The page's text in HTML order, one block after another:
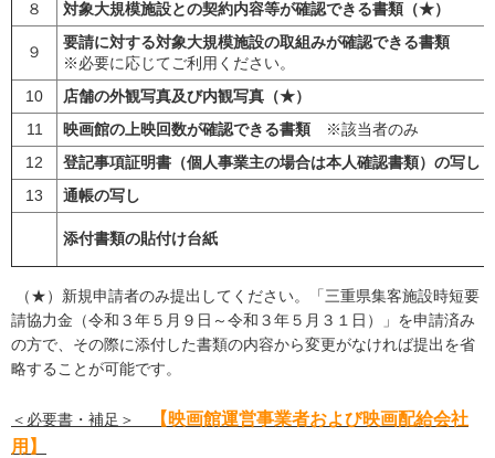
８ 対象大規模施設との契約内容等が確認できる書類（★）
９
要請に対する対象大規模施設の取組みが確認できる書類
※必要に応じてご利用ください。
10
店舗の外観写真及び内観写真（★）
11
映画館の上映回数が確認できる書類 ※該当者のみ
12
登記事項証明書（個人事業主の場合は本人確認書類）の写し
13
通帳の写し
添付書類の貼付け台紙
（★）新規申請者のみ提出してください。「三重県集客施設時短要
請協力金（令和３年５月９日～令和３年５月３１日）」を申請済み
の方で、その際に添付した書類の内容から変更がなければ提出を省
略することが可能です。
＜必要書・補足＞
【映画館運営事業者および映画配給会社
用】